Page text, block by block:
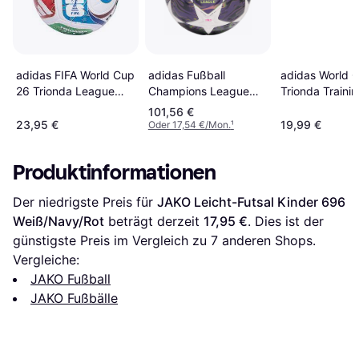
adidas FIFA World Cup
26 Trionda League
Blanc
23,95 €
adidas Fußball
Champions League
Final Pro 2025 2026
101,56 €
Oder 17,54 €/Mon.¹
adidas World
Trionda
19,99 €
Produktinformationen
Der niedrigste Preis für JAKO Leicht-Futsal Kinder 696
Weiß/Navy/Rot beträgt derzeit 17,95 €. Dies ist der
günstigste Preis im Vergleich zu 7 anderen Shops.
Vergleiche:
JAKO Fußball
JAKO Fußbälle